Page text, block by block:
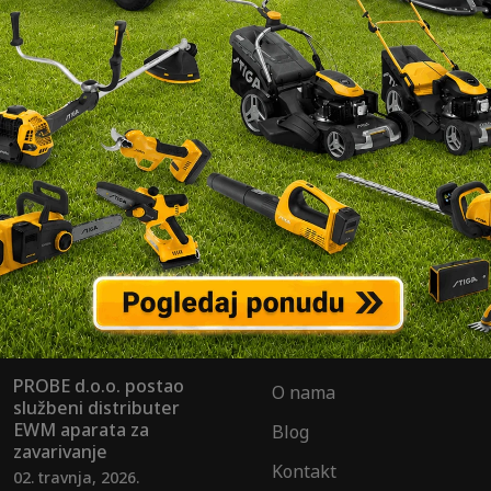
na naš newsletter i saznajte najnovije
i akcije.
PROBE d.o.o. postao
službeni distributer
EWM aparata za
zavarivanje
02. travnja, 2026.
POMOĆ PRI KUPNJI
O nama
Blog
Kontakt